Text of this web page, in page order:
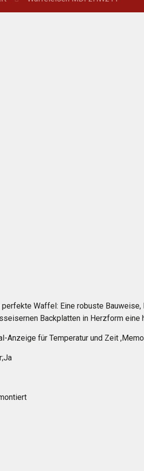
Waffel: Eine robuste
Backplatten in Herzform eine
Anzeige für Temperatur und Zeit